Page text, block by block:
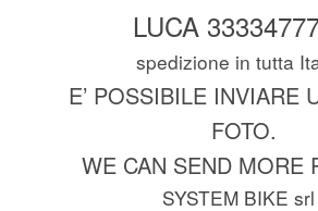
LUCA
spedizione in tutta
E’ POSSIBILE INVIARE
FOTO.
WE CAN SEND MORE
SYSTEM BIKE srl